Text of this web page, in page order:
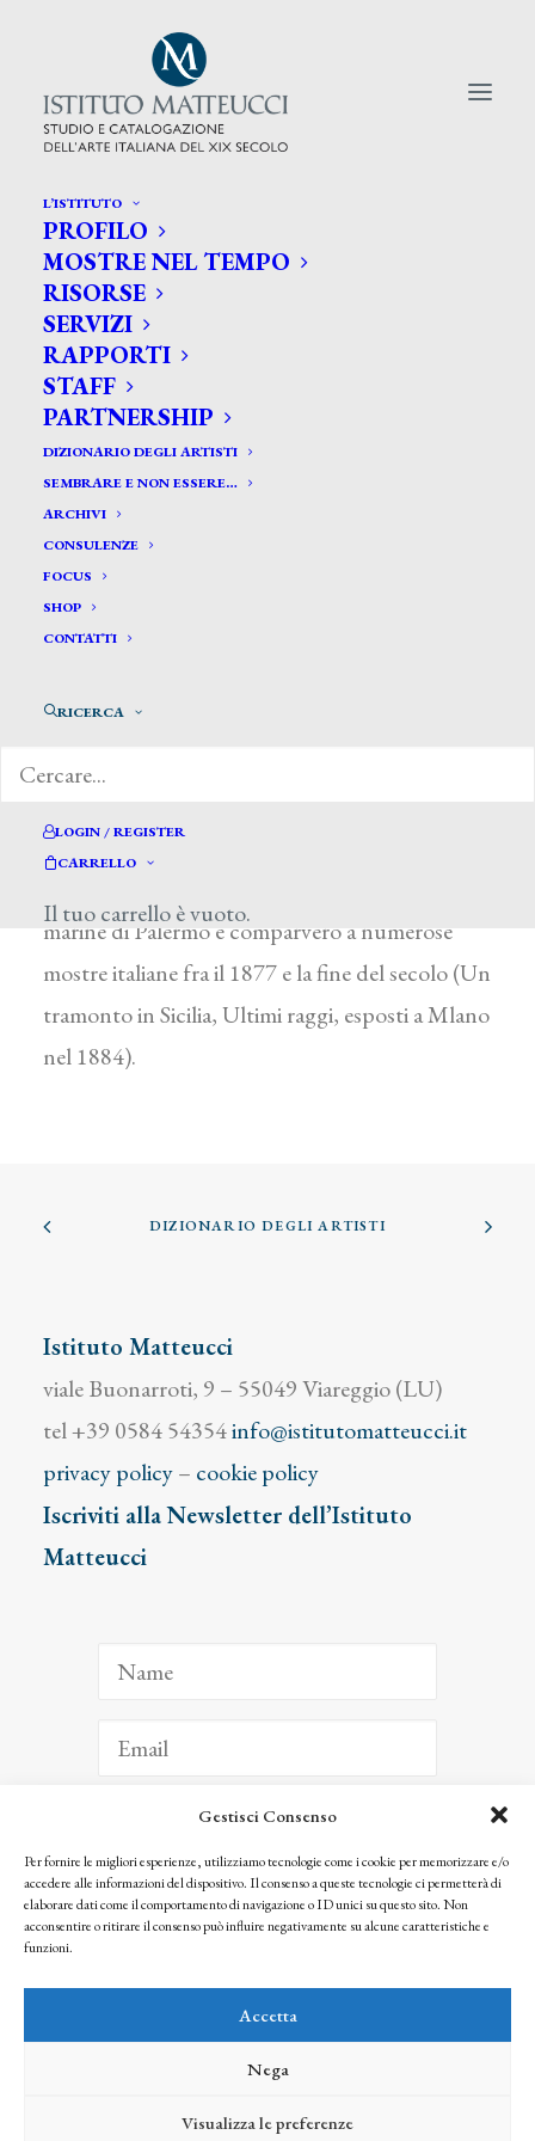
Gestisci Consenso
Per fornire le migliori esperienze, utilizziamo tecnologie come i cookie per memorizzare e/o
accedere alle informazioni del dispositivo. Il consenso a queste tecnologie ci permetterà di
elaborare dati come il comportamento di navigazione o ID unici su questo sito. Non
acconsentire o ritirare il consenso può influire negativamente su alcune caratteristiche e
funzioni.
Accetta
Nega
Visualizza le preferenze
L’ISTITUTO
PROFILO
MOSTRE NEL TEMPO
RISORSE
SERVIZI
RAPPORTI
STAFF
PARTNERSHIP
DIZIONARIO DEGLI ARTISTI
SEMBRARE E NON ESSERE…
ARCHIVI
CONSULENZE
FOCUS
SHOP
CONTATTI
RICERCA
LOGIN / REGISTER
CARRELLO
Il tuo carrello è vuoto.
CERCA TRA GLI ARTISTI:
Search
for:
Scarpinato Francesco*
SCARPINATO FRANCESCO
Paesaggista, recuperò le sugge-stioni della
nitida e luminosa definizione. I motivi del suo
marine di Palermo e comparvero a numerose
mostre italiane fra il 1877 e la fine del secolo (Un
tramonto in Sicilia, Ultimi raggi, esposti a Mlano
nel 1884).
DIZIONARIO DEGLI ARTISTI
Istituto Matteucci
viale Buonarroti, 9 – 55049 Viareggio (LU)
tel +39 0584 54354info@istitutomatteucci.it
privacy policy– cookie policy
Iscriviti alla Newsletter dell’Istituto
Matteucci
ISCRIVITI
Facendo clic per iscriverti, riconosci che le tue informazioni saranno trattate
seguendo la nostra Privacy Policy
© 2025 Istituto Matteucci. All right reserved
l’autorizzazione scritta dei proprietari dei diritti e dell’Istituto Matteucci
credits